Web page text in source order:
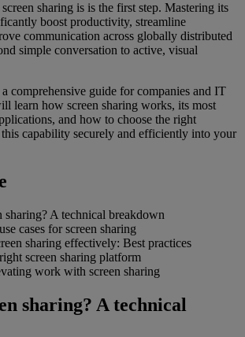
sharing is is the first step. Mastering its
boost productivity, streamline
communication across globally distributed
simple conversation to active, visual
comprehensive guide for companies and IT
learn how screen sharing works, its most
and how to choose the right
capability securely and efficiently into your
sharing? A technical breakdown
cases for screen sharing
sharing effectively: Best practices
screen sharing platform
work with screen sharing
sharing? A technical